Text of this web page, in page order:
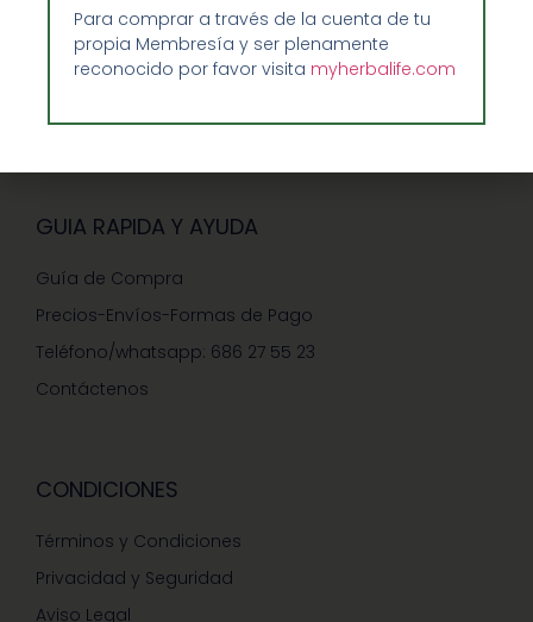
Opiniones de Clientes
Sobre Nosotros y Herbalife
Ventajas de Comprar en Enformaherbal.com
GUIA RAPIDA Y AYUDA
Guía de Compra
Precios-Envíos-Formas de Pago
Teléfono/whatsapp: 686 27 55 23
Contáctenos
CONDICIONES
Términos y Condiciones
Privacidad y Seguridad
Aviso Legal
Para comprar a través de la cuenta de tu
propia Membresía y ser plenamente
reconocido por favor visita myherbalife.com